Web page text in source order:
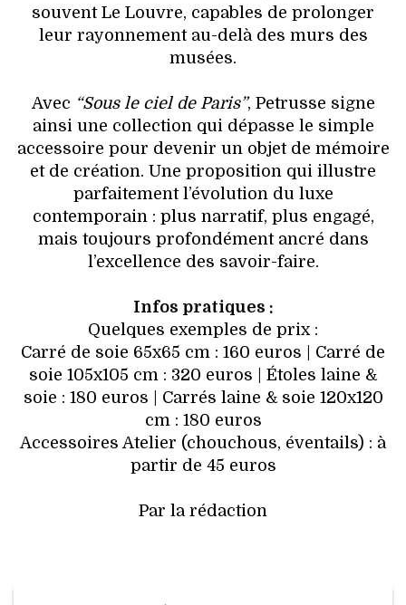
souvent Le Louvre, capables de prolonger
leur rayonnement au-delà des murs des
musées.
Avec “Sous le ciel de Paris”, Petrusse signe
ainsi une collection qui dépasse le simple
accessoire pour devenir un objet de mémoire
et de création. Une proposition qui illustre
parfaitement l’évolution du luxe
contemporain : plus narratif, plus engagé,
mais toujours profondément ancré dans
l’excellence des savoir-faire.
Infos pratiques :
Quelques exemples de prix :
Carré de soie 65x65 cm : 160 euros | Carré de
soie 105x105 cm : 320 euros | Étoles laine &
soie : 180 euros | Carrés laine & soie 120x120
cm : 180 euros
Accessoires Atelier (chouchous, éventails) : à
partir de 45 euros
Par la rédaction